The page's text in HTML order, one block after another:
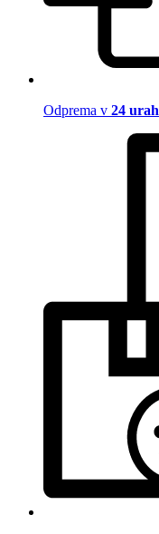
Odprema v 24 urah